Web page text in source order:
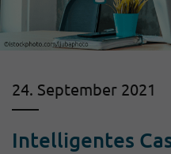
24. September 2021
Intelligentes